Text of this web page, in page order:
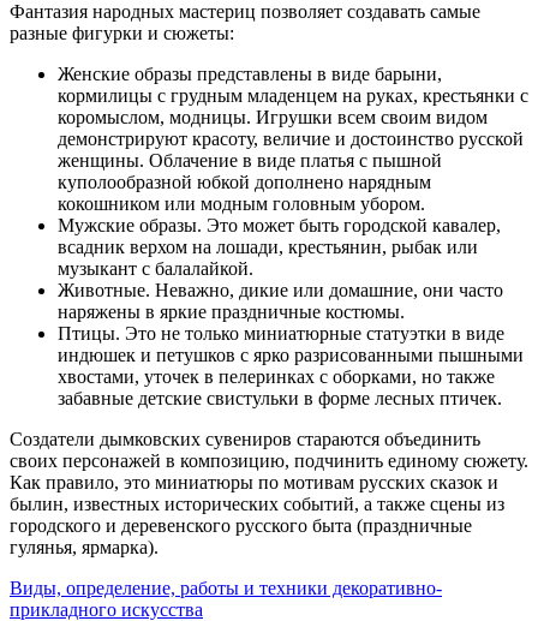
Фантазия народных мастериц позволяет создавать самые
разные фигурки и сюжеты:
Женские образы представлены в виде барыни,
кормилицы с грудным младенцем на руках, крестьянки с
коромыслом, модницы. Игрушки всем своим видом
демонстрируют красоту, величие и достоинство русской
женщины. Облачение в виде платья с пышной
куполообразной юбкой дополнено нарядным
кокошником или модным головным убором.
Мужские образы. Это может быть городской кавалер,
всадник верхом на лошади, крестьянин, рыбак или
музыкант с балалайкой.
Животные. Неважно, дикие или домашние, они часто
наряжены в яркие праздничные костюмы.
Птицы. Это не только миниатюрные статуэтки в виде
индюшек и петушков с ярко разрисованными пышными
хвостами, уточек в пелеринках с оборками, но также
забавные детские свистульки в форме лесных птичек.
Создатели дымковских сувениров стараются объединить
своих персонажей в композицию, подчинить единому сюжету.
Как правило, это миниатюры по мотивам русских сказок и
былин, известных исторических событий, а также сцены из
городского и деревенского русского быта (праздничные
гулянья, ярмарка).
Виды, определение, работы и техники декоративно-
прикладного искусства